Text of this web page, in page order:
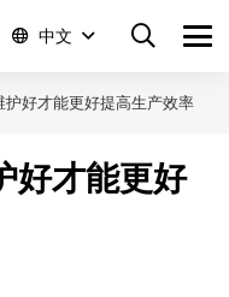
中文
护好才能更好提高生产效率
好才能更好